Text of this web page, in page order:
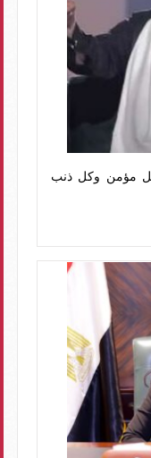
مؤمن وكل ذنب